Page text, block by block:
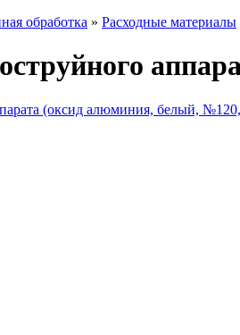
обработка » Расходные материалы